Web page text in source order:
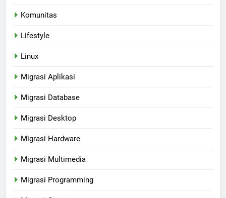
Komunitas
Lifestyle
Linux
Migrasi Aplikasi
Migrasi Database
Migrasi Desktop
Migrasi Hardware
Migrasi Multimedia
Migrasi Programming